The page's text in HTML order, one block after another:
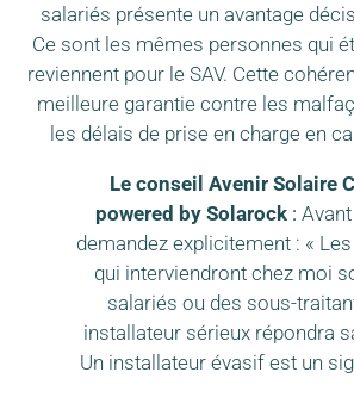
salariés présente un avantage
Ce sont les mêmes personnes qui
reviennent pour le SAV. Cette
meilleure garantie contre les
les délais de prise en charge en
Le conseil Avenir Solaire
powered by Solarock :
demandez explicitement : «
qui interviendront chez moi
salariés ou des sous-
installateur sérieux répondra
Un installateur évasif est un